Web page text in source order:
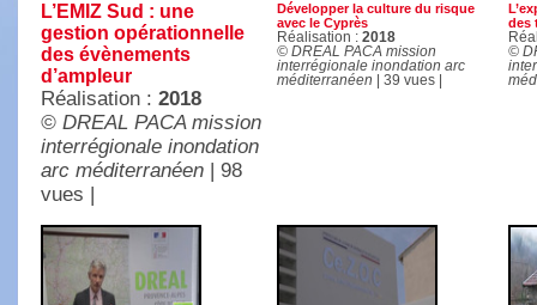
L’EMIZ Sud : une
gestion opérationnelle
des évènements
d’ampleur
Réalisation : 2018
© DREAL PACA mission
interrégionale inondation
arc méditerranéen| 98
vues |
Développer la culture du risque
avec le Cyprès
Réalisation : 2018
© DREAL PACA mission
interrégionale inondation arc
méditerranéen | 39 vues |
des
©